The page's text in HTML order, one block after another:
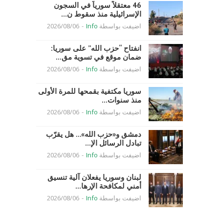
46 معتقلاً سورياً في السجون
الإسرائيلية منذ سقوط ن...
اضيفت بواسطة Info
-
2026/08/06
انفتاح “حزب الله” على سوريا:
ضمان موقع في تسوية مق...
اضيفت بواسطة Info
-
2026/08/06
سوريا مكتفية بقمحها للمرة الأولى
منذ سنوات...
اضيفت بواسطة Info
-
2026/08/06
دمشق و«حزب الله»… هل يقرّب
تبادل الرسائل الإ...
اضيفت بواسطة Info
-
2026/08/06
لبنان وسوريا يفعلان آلية تنسيق
أمني لمكافحة الإرها...
اضيفت بواسطة Info
-
2026/08/06